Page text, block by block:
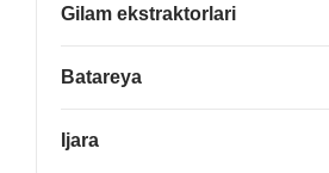
Gilam ekstraktorlari
Batareya
Ijara